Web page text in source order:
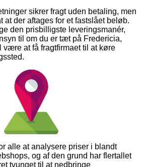
sikrer fragt uden betaling, men
at der aftages for et fastslået beløb.
den prisbilligste leveringsmanér,
til om du er tæt på Fredericia,
være at få fragtfirmaet til at køre
alle at analysere priser i blandt
og af den grund har flertallet
tvunget til at nedbringe